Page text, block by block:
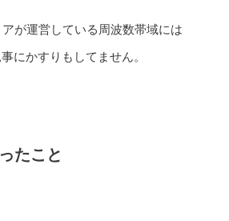
が運営している周波数帯域には
にかすりもしてません。
たこと